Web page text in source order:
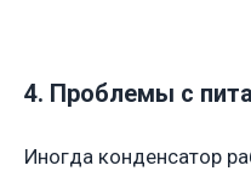
4. Проблемы с
Иногда конденсатор